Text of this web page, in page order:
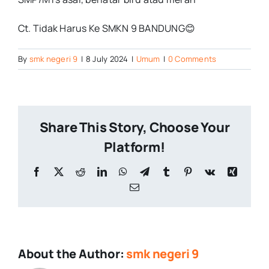
Ct. Tidak Harus Ke SMKN 9 BANDUNG😊
By smk negeri 9 | 8 July 2024 | Umum | 0 Comments
Share This Story, Choose Your
Platform!
Facebook
X RedditLinkedInWhatsApp
TelegramTumblr Pinterest
Vk
Xing
Email
About the Author: smk negeri 9